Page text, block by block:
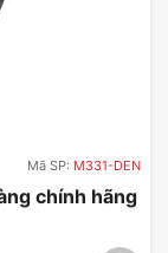
Mã SP: M331-DEN
chính hãng